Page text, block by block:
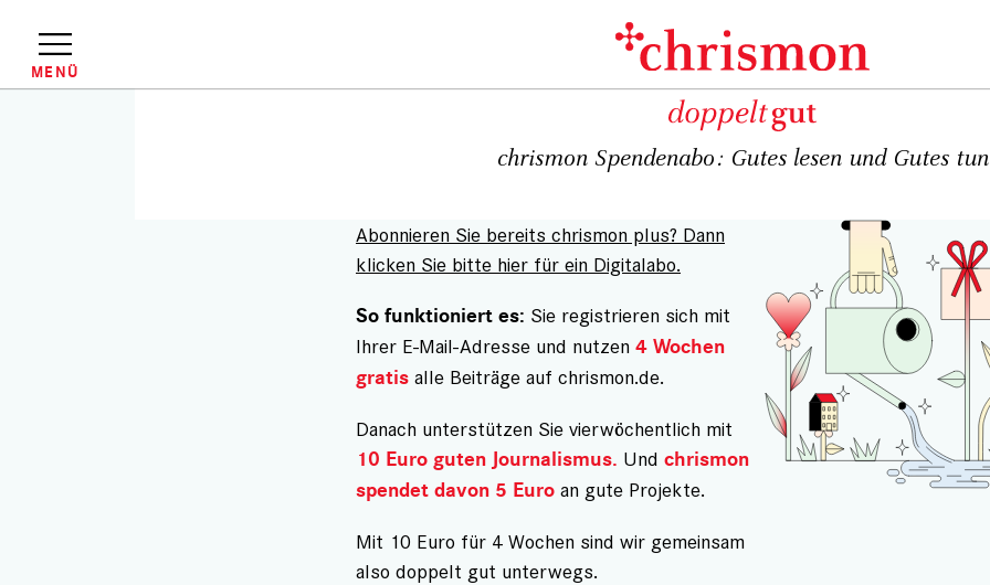
Inhalt
MENÜ
chrismon Spendenabo: Gutes lesen und Gutes tun
Abonnieren Sie bereits chrismon plus? Dann
klicken Sie bitte hier für ein Digitalabo.
So funktioniert es: Sie registrieren sich mit
Ihrer E-Mail-Adresse und nutzen 4 Wochen
gratis alle Beiträge auf chrismon.de.
Danach unterstützen Sie vierwöchentlich mit
10 Euro guten Journalismus. Und chrismon
spendet davon 5 Euro an gute Projekte.
Mit 10 Euro für 4 Wochen sind wir gemeinsam
also doppelt gut unterwegs.